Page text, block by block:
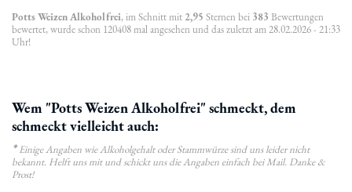
Potts Weizen Alkoholfrei, im Schnitt mit 2,95 Sternen bei 383 Bewertungen
bewertet, wurde schon 120408 mal angesehen und das zuletzt am 28.02.2026 - 21:33
Uhr!
Wem "Potts Weizen Alkoholfrei" schmeckt, dem
schmeckt vielleicht auch:
*Einige Angaben wie Alkoholgehalt oder Stammwürze sind uns leider nicht
bekannt. Helft uns mit und schickt uns die Angaben einfach bei Mail. Danke &
Prost!